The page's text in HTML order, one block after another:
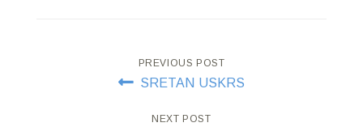
navigation
PREVIOUS POST
SRETAN USKRS
NEXT POST